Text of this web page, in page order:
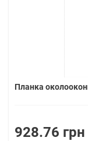
Планка
928.76 грн